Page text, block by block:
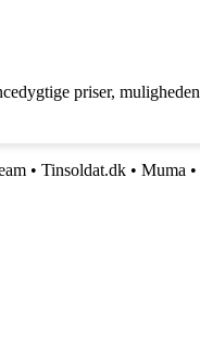
priser,
• Tinsoldat.dk • Muma •